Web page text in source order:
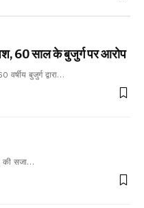
60 साल के बुजुर्ग पर आरोप
बुजुर्ग द्वारा…
की सजा…